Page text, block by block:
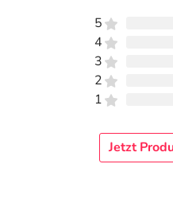
5
4
3
2
1
Jetzt